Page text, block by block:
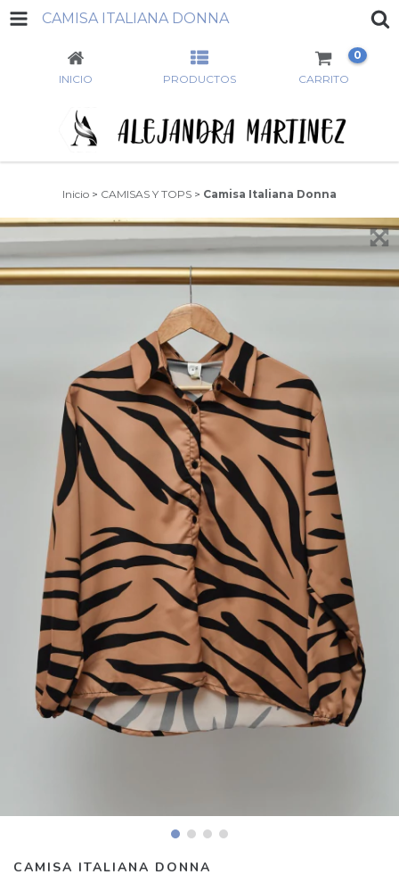
CAMISA ITALIANA DONNA
INICIO PRODUCTOS CARRITO
0
Inicio > CAMISAS Y TOPS > Camisa Italiana Donna
CAMISA ITALIANA DONNA